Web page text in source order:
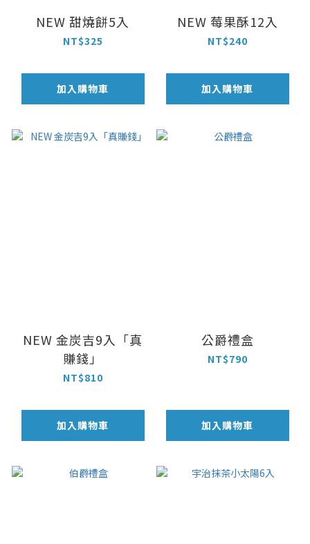
NEW 甜燒餅5入
NT$325
加入購物車
NEW 莓果酥12入
NT$240
加入購物車
NEW 金炭吉9入「真
賺錢」
NT$810
加入購物車
公爵禮盒
NT$790
加入購物車